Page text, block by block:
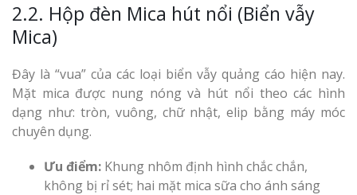
2.2. Hộp đèn Mica hút nổi (Biển vẫy
Mica)
Đây là “vua” của các loại biển vẫy quảng cáo hiện nay.
Mặt mica được nung nóng và hút nổi theo các hình
dạng như: tròn, vuông, chữ nhật, elip bằng máy móc
chuyên dụng.
Ưu điểm: Khung nhôm định hình chắc chắn,
không bị rỉ sét; hai mặt mica sữa cho ánh sáng